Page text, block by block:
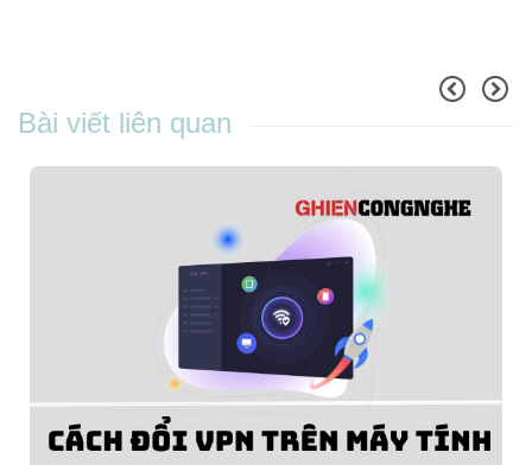
Bài viết liên quan